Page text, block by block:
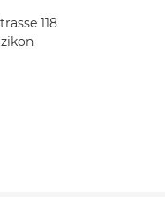
118